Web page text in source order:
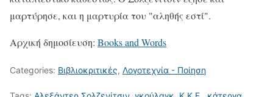
μαρτύρησε, και η μαρτυρία του "αληθής εστί".
Αρχική δημοσίευση: Books and Words
Categories: Βιβλιοκριτικές, Λογοτεχνία - Ποίηση